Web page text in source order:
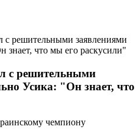
с решительными заявлениями
знает, что мы его раскусили"
с решительными
Усика: "Он знает, что
чемпиону